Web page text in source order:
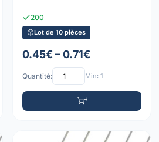
200
Lot de 10 pièces
0.45€ – 0.71€
Quantité: Min: 1